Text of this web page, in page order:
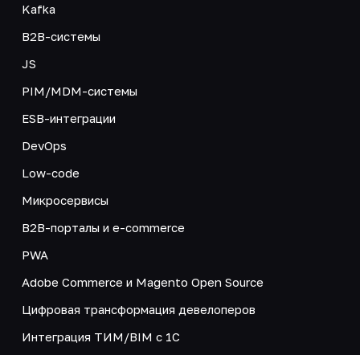
Kafka
B2B-системы
JS
PIM/MDM-системы
ESB-интеграции
DevOps
Low-code
Микросервисы
B2B-порталы и e-commerce
PWA
Adobe Commerce и Magento Open Source
Цифровая трансформация девелоперов
Интеграция ТИМ/BIM с 1С